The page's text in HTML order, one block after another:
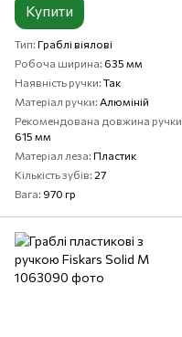
Купити
Тип Граблі віялові
Робоча ширина 635 мм
Наявність ручки Так
Матеріал ручки Алюміній
Рекомендована довжина ручки
615 мм
Матеріал леза Пластик
Кількість зубів 27
Вага 970 гр